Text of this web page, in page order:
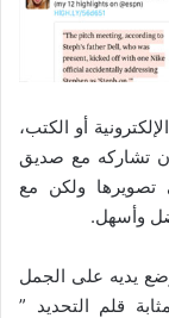
أو الكتب،
تشاركه مع صديق
تصويرها ولكن مع
يديه على الجمل
قلم التحديد ”